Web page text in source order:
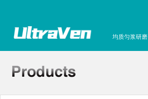
均质匀浆研磨